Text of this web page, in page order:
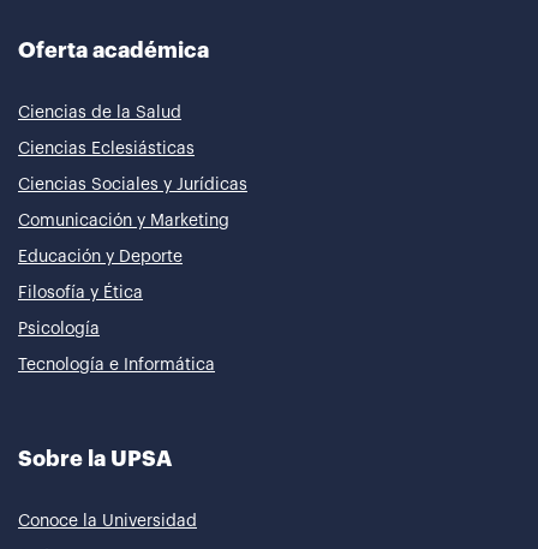
Oferta académica
Ciencias de la Salud
Ciencias Eclesiásticas
Ciencias Sociales y Jurídicas
Comunicación y Marketing
Educación y Deporte
Filosofía y Ética
Psicología
Tecnología e Informática
Sobre la UPSA
Conoce la Universidad